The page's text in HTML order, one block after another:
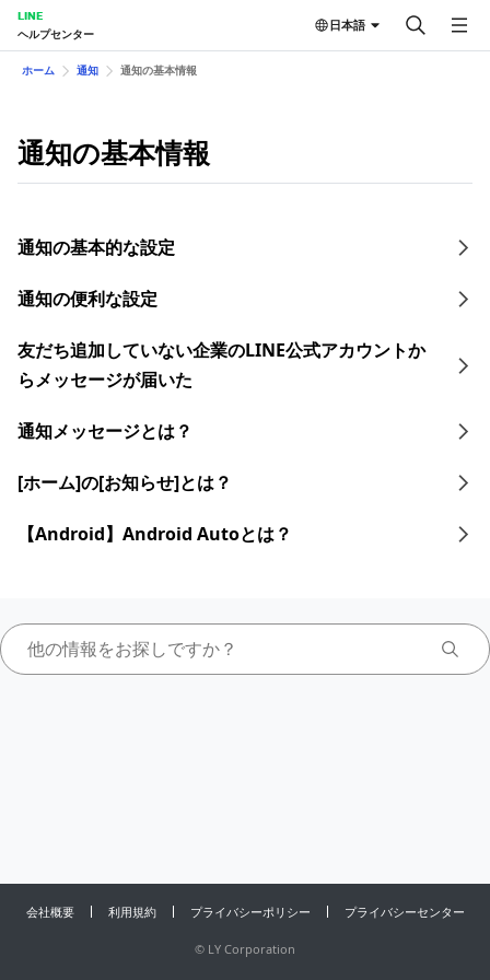
LINE
ヘルプセンター
日本語
ホーム 通知 通知の基本情報
通知の基本情報
通知の基本的な設定
通知の便利な設定
友だち追加していない企業のLINE公式アカウントか
らメッセージが届いた
通知メッセージとは？
[ホーム]の[お知らせ]とは？
【Android】Android Autoとは？
会社概要 利用規約 プライバシーポリシー プライバシーセンター
© LY Corporation